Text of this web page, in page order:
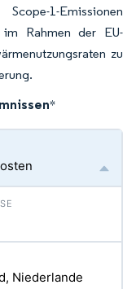
1-Emissionen
Rahmen der EU-
zu
*
Niederlande